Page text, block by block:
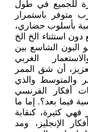
للجميع في طول
متوفر باستمرار
بأسلوب حضاري،
استثناء الخ الخ
البون الشاسع بين
الغربي
أن شق الممر
والمتوسط والذي
أفكار الفرنسي
فيما بعد؟. إما ما
كثيرة، كنقابة
الإنجليز، ومد